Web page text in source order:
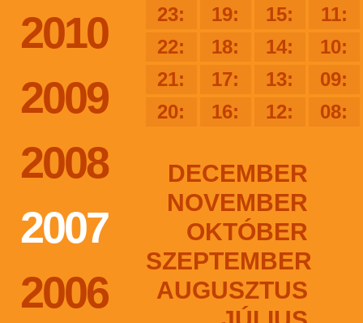
2010
2009
2008
2007
2006
23: 19: 15:
11:
22:
18: 14:
10:
21:
17: 13:
09:
20:
16: 12: 08:
DECEMBER
NOVEMBER
OKTÓBER
SZEPTEMBER
AUGUSZTUS